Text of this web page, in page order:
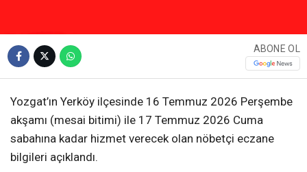
ABONE OL
Yozgat’ın Yerköy ilçesinde 16 Temmuz 2026 Perşembe
akşamı (mesai bitimi) ile 17 Temmuz 2026 Cuma
sabahına kadar hizmet verecek olan nöbetçi eczane
bilgileri açıklandı.